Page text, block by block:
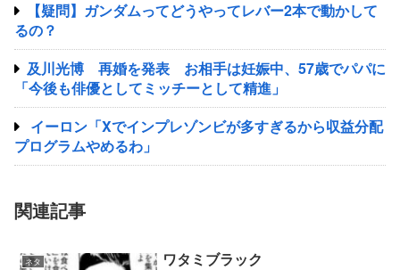
【疑問】ガンダムってどうやってレバー2本で動かして
るの？
及川光博 再婚を発表 お相手は妊娠中、57歳でパパに
「今後も俳優としてミッチーとして精進」
プログラムやめるわ」
関連記事
ネタ ワタミブラック